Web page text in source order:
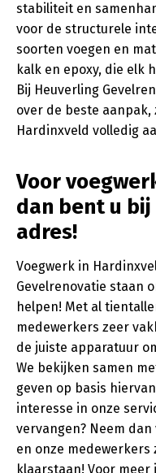
stabiliteit en
voor de structurele
soorten voegen en
kalk en epoxy, die elk
Bij Heuverling
over de beste
Hardinxveld volledig
Voor
dan bent u
adres!
Voegwerk in
Gevelrenovatie staan
helpen! Met al
medewerkers zeer
de juiste apparatuur
We bekijken samen
geven op basis
interesse in onze
vervangen? Neem
en onze medewerkers
klaarstaan! Voor